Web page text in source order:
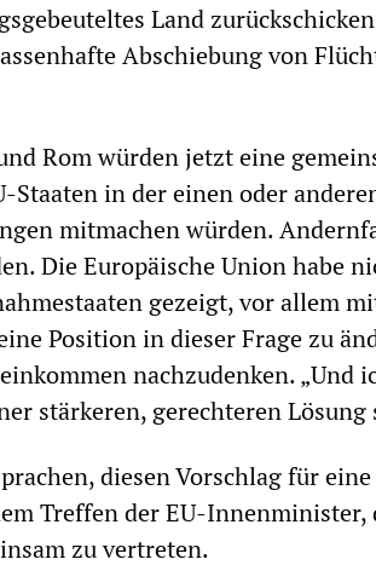
Land
Abschiebung von
Rom würden jetzt eine
Staaten in der einen oder
mitmachen würden.
Die Europäische Union habe
gezeigt, vor allem
Position in dieser Frage zu
nachzudenken. „Und
stärkeren, gerechteren Lösung
diesen Vorschlag für
Treffen der EU-Innenminister,
zu vertreten.